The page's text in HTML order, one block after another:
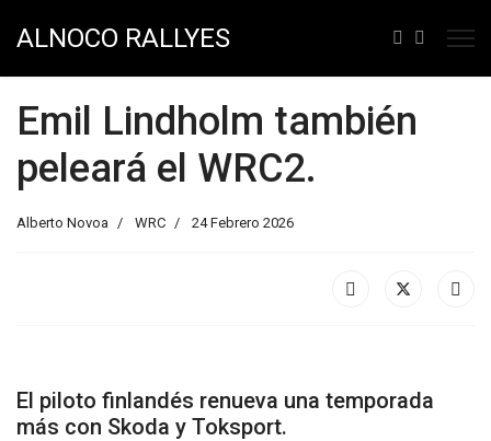
ALNOCO RALLYES
Emil Lindholm también
peleará el WRC2.
Alberto Novoa WRC 24 Febrero 2026
El piloto finlandés renueva una temporada
más con Skoda y Toksport.